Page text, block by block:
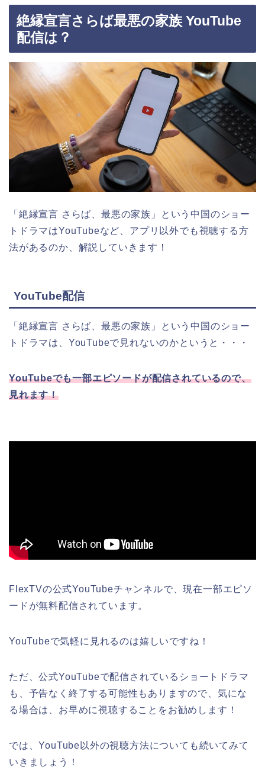
絶縁宣言さらば最悪の家族 YouTube
配信は？
「絶縁宣言 さらば、最悪の家族」
という中国のショー
トドラマはYouTubeなど、アプリ以外でも視聴する方
法があるのか、解説していきます！
YouTube配信
「絶縁宣言 さらば、最悪の家族」
という中国のショー
トドラマは、YouTubeで見れないのかというと・・・
YouTubeでも一部エピソードが配信されているので、
見れます！
FlexTVの公式YouTubeチャンネルで、現在一部エピソ
ードが無料配信されています。
YouTubeで気軽に見れるのは嬉しいですね！
ただ、公式YouTubeで配信されているショートドラマ
も、予告なく終了する可能性もありますので、気にな
る場合は、お早めに視聴することをお勧めします！
では、YouTube以外の視聴方法についても続いてみて
いきましょう！